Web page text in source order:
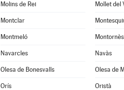
Molins de Rei Mollet del
Montclar
Montmeló
Navarcles Navàs
Olesa de Bonesvalls Olesa de
Orís Oristà